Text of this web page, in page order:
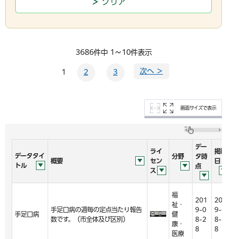
3686件中 1～10件表示
1 2 3 次へ ＞
画面サイズで表示
データタイ
トル
概要
ライ
セン
ス
分野
デー
タ時
点
掲載
日
手足口病
手足口病の週毎の定点当たり報告
数です。（市全体及び区別）
福
祉・
健
康・
医療
201
9-0
8-2
8
201
9-0
8-2
8